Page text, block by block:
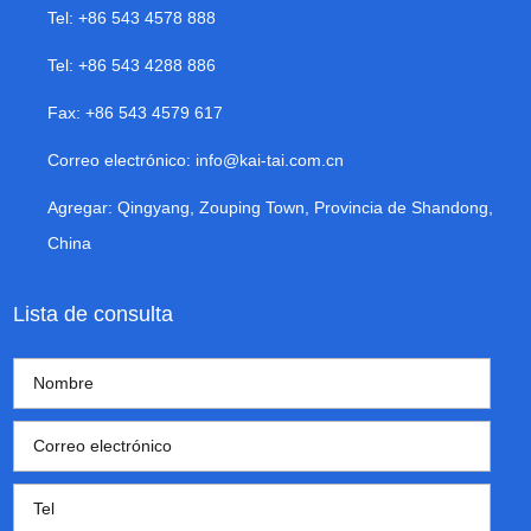
Tel: +86 543 4578 888
Tel: +86 543 4288 886
Fax: +86 543 4579 617
Correo electrónico: info@kai-tai.com.cn
Agregar: Qingyang, Zouping Town, Provincia de Shandong,
China
Lista de consulta